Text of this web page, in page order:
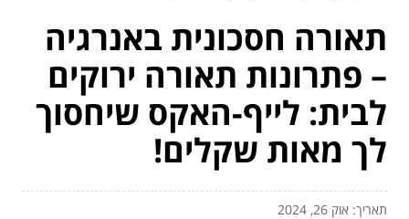
תאורה חסכונית באנרגיה
– פתרונות תאורה ירוקים
לבית: לייף-האקס שיחסוך
לך מאות שקלים!
תאריך: אוק 26, 2024